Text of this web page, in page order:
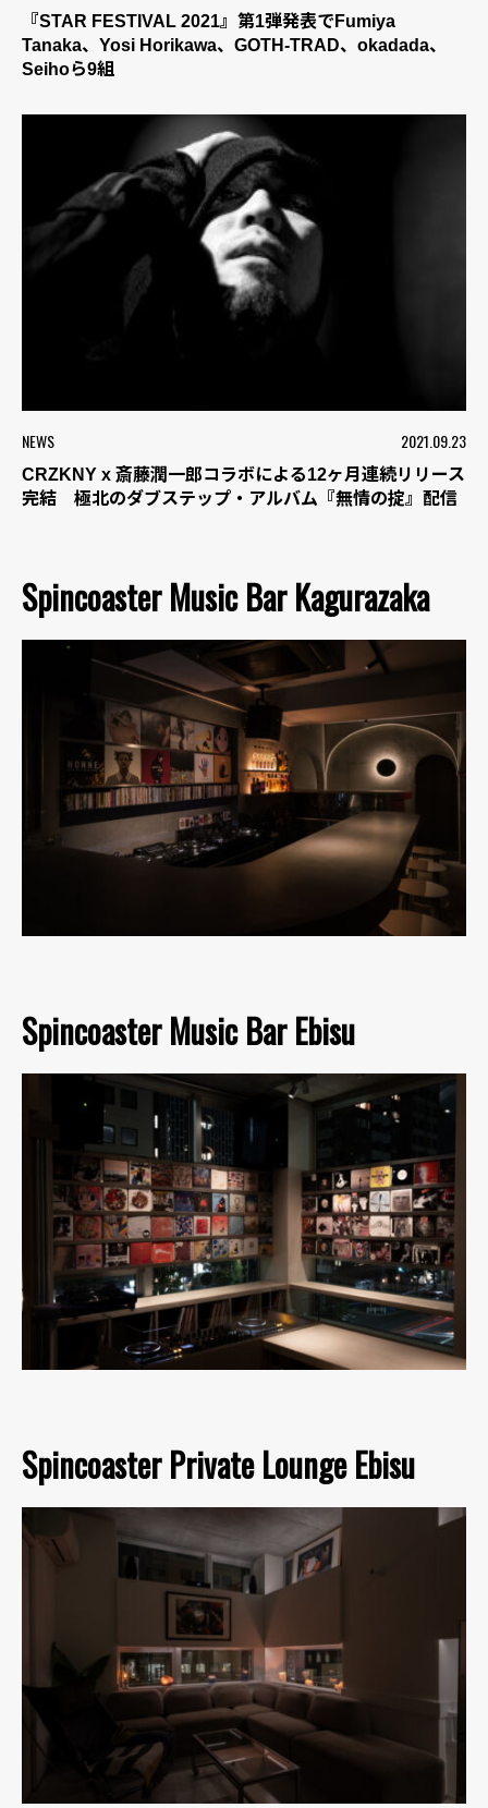
『STAR FESTIVAL 2021』第1弾発表でFumiya
Tanaka、Yosi Horikawa、GOTH-TRAD、okadada、
Seihoら9組
NEWS 2021.09.23
CRZKNY x 斎藤潤一郎コラボによる12ヶ月連続リリース
完結 極北のダブステップ・アルバム『無情の掟』配信
Spincoaster Music Bar Kagurazaka
Spincoaster Music Bar Ebisu
Spincoaster Private Lounge Ebisu